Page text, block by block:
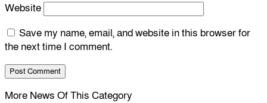
Website
Save my name, email, and website in this browser for
the next time I comment.
More News Of This Category